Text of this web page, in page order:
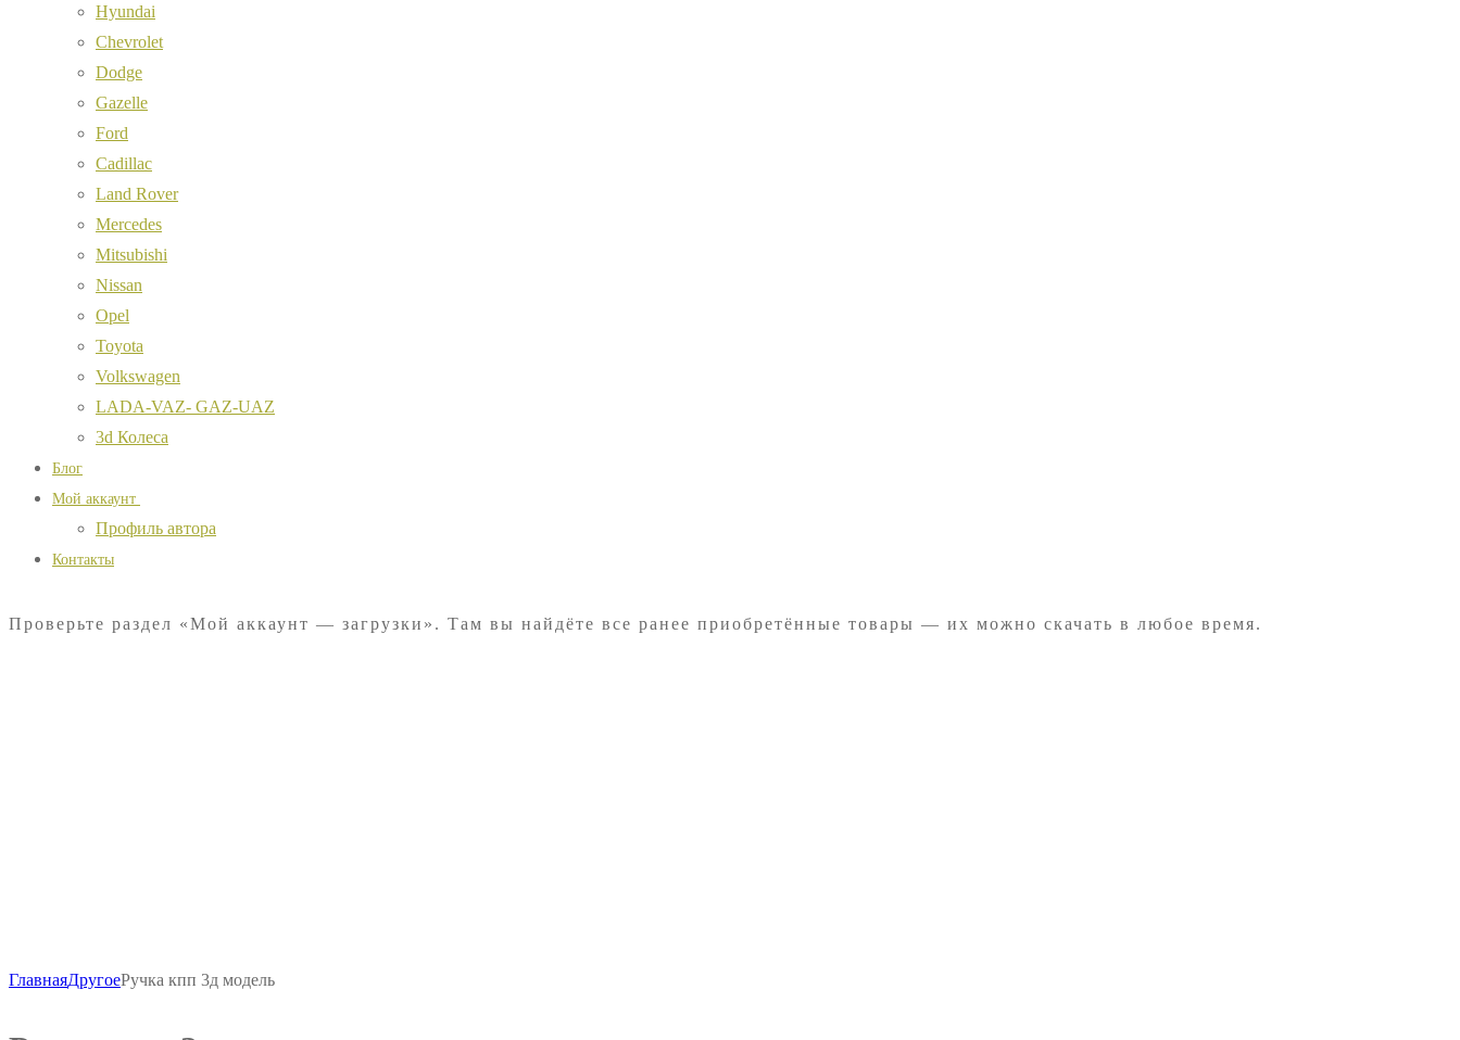
Hyundai
Chevrolet
Dodge
Gazelle
Ford
Cadillac
Land Rover
Mercedes
Mitsubishi
Nissan
Opel
Toyota
Volkswagen
LADA-VAZ- GAZ-UAZ
3d Колеса
Блог
Мой аккаунт
Профиль автора
Контакты
Проверьте раздел «Мой аккаунт — загрузки». Там вы найдёте все ранее приобретённые товары — их можно скачать в любое время.
ГлавнаяДругоеРучка кпп 3д модель